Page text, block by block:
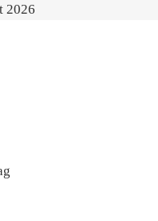
2026